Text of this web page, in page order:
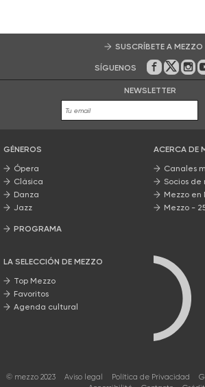
SUSCRÍBETE A MEZZO
SÍGUENOS En En En
NEWSLETTER
GÉNEROS
Ópera
Clásica
Danza
Jazz
PROGRAMA
LA SELECCIÓN DE MEZZO
Top Mezzo
Favoritos
Agenda cultural
ACERCA DE
Canales
Socios de
Mezzo en
Mezzo -
© mezzo 2023 Aviso legal Política de Privacidad